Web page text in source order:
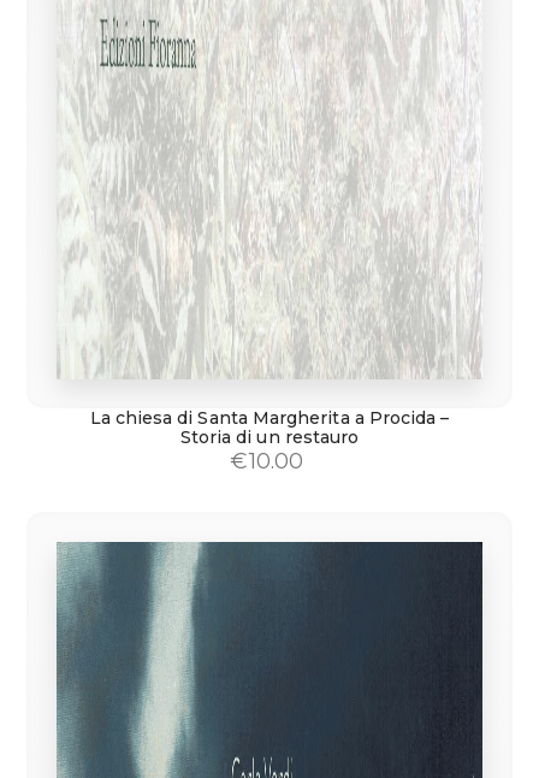
La chiesa di Santa Margherita a Procida –
Storia di un restauro
€10.00